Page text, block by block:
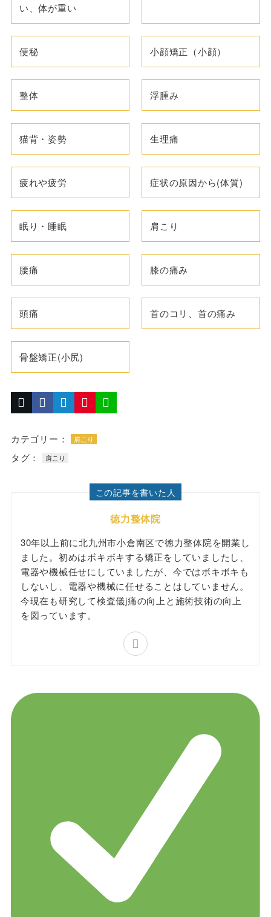
い、体が重い
便秘 小顔矯正（小顔）
整体 浮腫み
猫背・姿勢 生理痛
疲れや疲労 症状の原因から(体質)
眠り・睡眠 肩こり
腰痛 膝の痛み
頭痛 首のコリ、首の痛み
骨盤矯正(小尻)
カテゴリー： 肩こり
タグ： 肩こり
この記事を書いた人
徳力整体院
30年以上前に北九州市小倉南区で徳力整体院を開業し
ました。初めはボキボキする矯正をしていましたし、
電器や機械任せにしていましたが、今ではボキボキも
しないし、電器や機械に任せることはしていません。
今現在も研究して検査儀j痛の向上と施術技術の向上
を図っています。